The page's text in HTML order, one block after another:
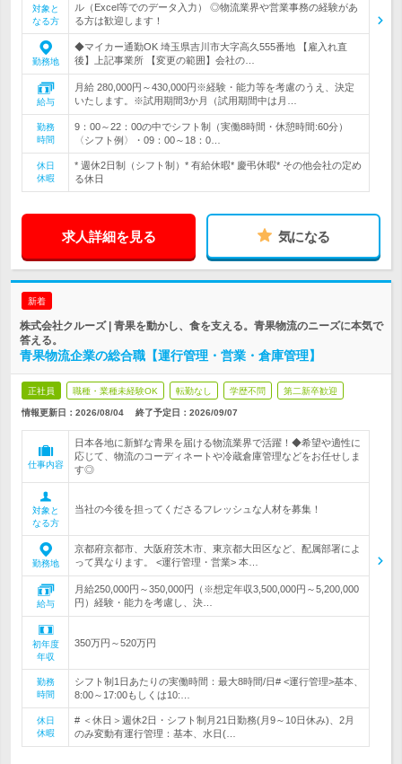
対象と
なる方
ル（Excel等でのデータ入力） ◎物流業界や営業事務の経験があ
る方は歓迎します！
勤務地
◆マイカー通勤OK 埼玉県吉川市大字高久555番地 【雇入れ直
後】上記事業所 【変更の範囲】会社の…
給与
月給 280,000円～430,000円※経験・能力等を考慮のうえ、決定
いたします。※試用期間3か月（試用期間中は月…
勤務
時間
9：00～22：00の中でシフト制（実働8時間・休憩時間:60分）
〈シフト例〉・09：00～18：0…
休日
休暇
* 週休2日制（シフト制）* 有給休暇* 慶弔休暇* その他会社の定め
る休日
求人詳細を見る 気になる
新着
株式会社クルーズ | 青果を動かし、食を支える。青果物流のニーズに本気で
答える。
青果物流企業の総合職【運行管理・営業・倉庫管理】
正社員 職種・業種未経験OK 転勤なし 学歴不問 第二新卒歓迎
情報更新日：2026/08/04 終了予定日： 2026/09/07
仕事内容
日本各地に新鮮な青果を届ける物流業界で活躍！◆希望や適性に
応じて、物流のコーディネートや冷蔵倉庫管理などをお任せしま
す◎
対象と
なる方
当社の今後を担ってくださるフレッシュな人材を募集！
勤務地
京都府京都市、大阪府茨木市、東京都大田区など、配属部署によ
って異なります。 <運行管理・営業> 本…
給与
月給250,000円～350,000円（※想定年収3,500,000円～5,200,000
円）経験・能力を考慮し、決…
初年度
年収
350万円～520万円
勤務
時間
シフト制1日あたりの実働時間：最大8時間/日# <運行管理>基本、
8:00～17:00もしくは10:…
休日
休暇
# ＜休日＞週休2日・シフト制月21日勤務(月9～10日休み)、2月
のみ変動有運行管理：基本、水日(…